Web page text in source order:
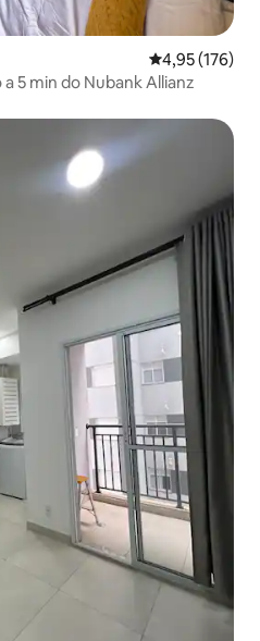
Средна
4,95 (176)
5 min do Nubank Allianz